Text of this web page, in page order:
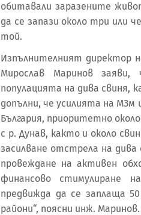
обитавали заразените
да се запази около три или
той.
Изпълнителният директор
Мирослав Маринов
популацията на дива свиня,
допълни, че усилията на
България, приоритетно
с р. Дунав, както и около
засилване отстрела на
провеждане на активен
финансово стимулиране
предвижда да се заплаща
райони“, поясни инж. Маринов.